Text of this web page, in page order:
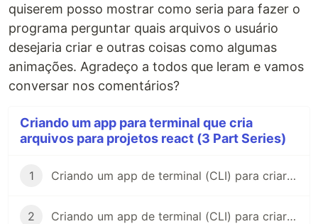
quiserem posso mostrar como seria para fazer o
programa perguntar quais arquivos o usuário
desejaria criar e outras coisas como algumas
animações. Agradeço a todos que leram e vamos
conversar nos comentários?
Criando um app para terminal que cria
arquivos para projetos react (3 Part Series)
1 Criando um app de terminal (CLI) para criar arquivos react #1
2 Criando um app de terminal (CLI) para criar arquivos react #2